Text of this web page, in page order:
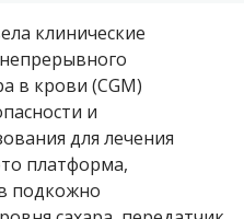
клинические
в крови (CGM)
и
для лечения
платформа,
подкожно